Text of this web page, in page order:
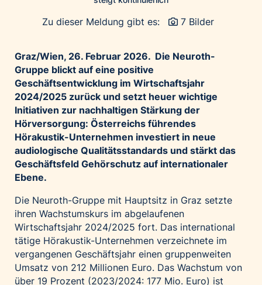
Starbucks
Superbrands Austria
Tante Fanny
Vollpension
win2day
Wolt
woom bikes
Kontakt
Zu dieser Meldung gibt es: 7 Bilder
Graz/Wien, 26. Februar 2026. Die Neuroth-
Gruppe blickt auf eine positive
Geschäftsentwicklung im Wirtschaftsjahr
2024/2025 zurück und setzt heuer wichtige
Initiativen zur nachhaltigen Stärkung der
Hörversorgung: Österreichs führendes
Hörakustik-Unternehmen investiert in neue
audiologische Qualitätsstandards und stärkt das
Geschäftsfeld Gehörschutz auf internationaler
Ebene.
Die Neuroth-Gruppe mit Hauptsitz in Graz setzte
ihren Wachstumskurs im abgelaufenen
Wirtschaftsjahr 2024/2025 fort. Das international
tätige Hörakustik-Unternehmen verzeichnete im
vergangenen Geschäftsjahr einen gruppenweiten
Umsatz von 212 Millionen Euro. Das Wachstum von
über 19 Prozent (2023/2024: 177 Mio. Euro) ist